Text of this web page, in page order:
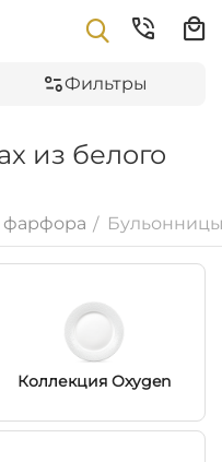
Фильтры
из белого
фарфора /
Коллекция Oxygen